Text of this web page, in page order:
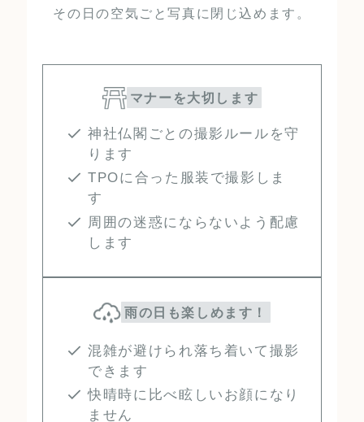
その日の空気ごと写真に閉じ込めます。
マナーを大切します
神社仏閣ごとの撮影ルールを守
ります
TPOに合った服装で撮影しま
す
周囲の迷惑にならないよう配慮
します
雨の日も楽しめます！
混雑が避けられ落ち着いて撮影
できます
快晴時に比べ眩しいお顔になり
ません